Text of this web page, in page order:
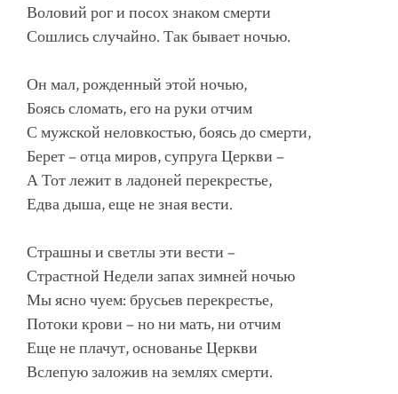
Воловий рог и посох знаком смерти
Сошлись случайно. Так бывает ночью.
Он мал, рожденный этой ночью,
Боясь сломать, его на руки отчим
С мужской неловкостью, боясь до смерти,
Берет – отца миров, супруга Церкви –
А Тот лежит в ладоней перекрестье,
Едва дыша, еще не зная вести.
Страшны и свeтлы эти вести –
Страстной Недели запах зимней ночью
Мы ясно чуем: брусьев перекрестье,
Потоки крови – но ни мать, ни отчим
Еще не плачут, основанье Церкви
Вслепую заложив на землях смерти.